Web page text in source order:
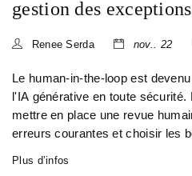
gestion des exceptions
Renee Serda nov.. 22
Le human-in-the-loop est
l'IA générative en toute
mettre en place une revue
erreurs courantes et choisir les
Plus d’infos